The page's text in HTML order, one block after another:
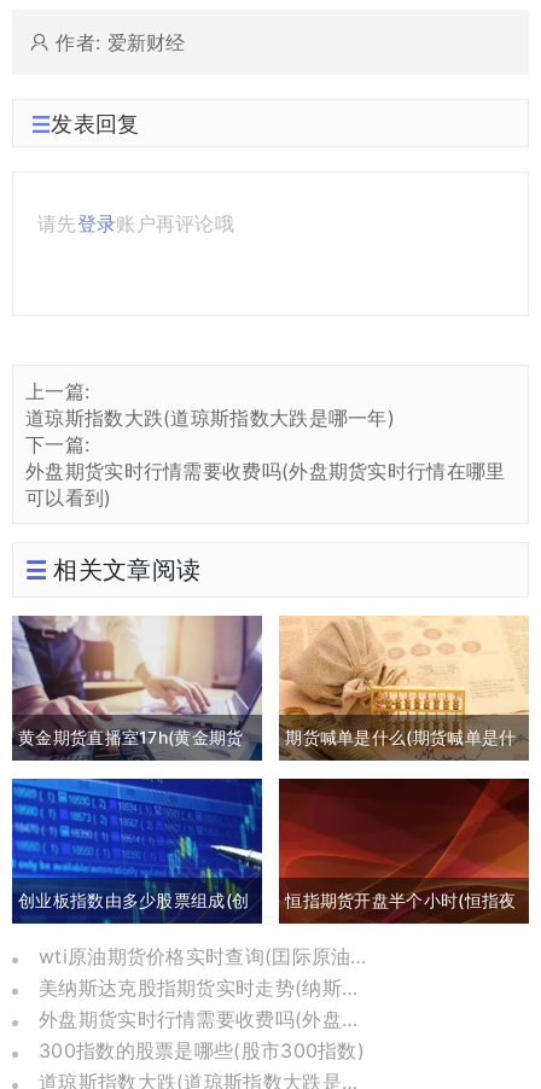
作者: 爱新财经
发表回复
请先登录账户再评论哦
上一篇:
道琼斯指数大跌(道琼斯指数大跌是哪一年)
下一篇:
外盘期货实时行情需要收费吗(外盘期货实时行情在哪里
可以看到)
相关文章阅读
黄金期货直播室17h(黄金期货
喊单直播间外汇直播)
期货喊单是什么(期货喊单是什
么意思)
创业板指数由多少股票组成(创
业板指数包括哪些)
恒指期货开盘半个小时(恒指夜
间期货和开盘点数)
wti原油期货价格实时查询(囯际原油期货价格)
美纳斯达克股指期货实时走势(纳斯达克股指期货实时)
外盘期货实时行情需要收费吗(外盘期货实时行情在哪里可以看到)
300指数的股票是哪些(股市300指数)
道琼斯指数大跌(道琼斯指数大跌是哪一年)